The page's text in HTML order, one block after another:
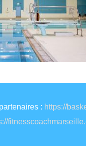
: https://